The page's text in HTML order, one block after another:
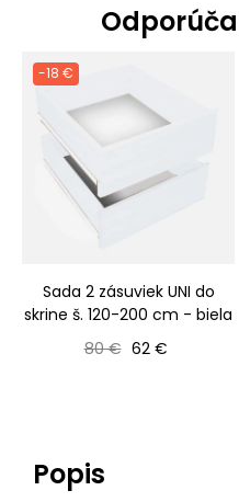
-18 €
Sada 2 zásuviek UNI do
skrine š. 120-200 cm - biela
Bežná cena
80 € Cena
62 €
Popis